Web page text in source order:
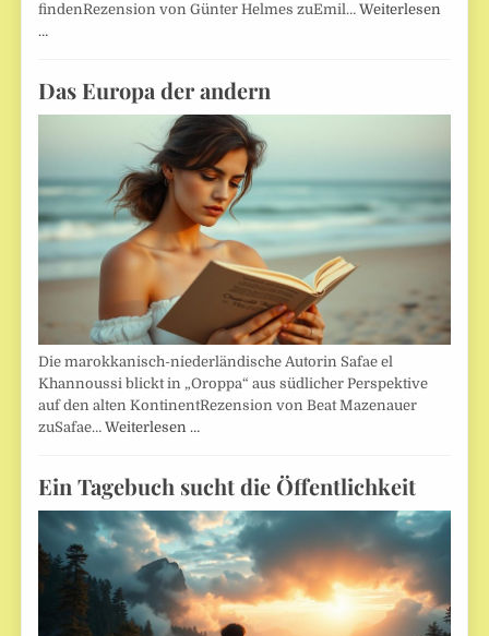
findenRezension von Günter Helmes zuEmil…Weiterlesen
…
Das Europa der andern
Die marokkanisch-niederländische Autorin Safae el
Khannoussi blickt in „Oroppa“ aus südlicher Perspektive
auf den alten KontinentRezension von Beat Mazenauer
zuSafae…Weiterlesen …
Ein Tagebuch sucht die Öffentlichkeit